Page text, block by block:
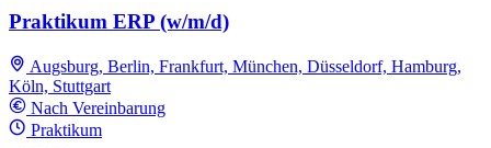
Praktikum ERP (w/m/d)
Augsburg, Berlin, Frankfurt, München, Düsseldorf, Hamburg,
Köln, Stuttgart
Nach Vereinbarung
Praktikum